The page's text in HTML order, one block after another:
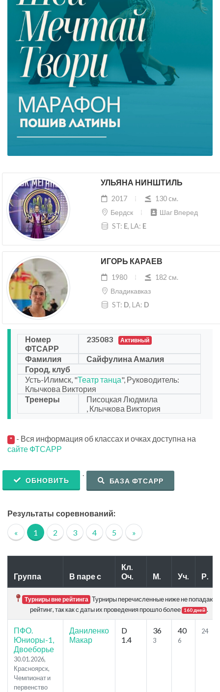
УЛЬЯНА НИНШТИЛЬ
2017
130 cм.
Бердск
Шаг Вперед
ST: E, LA: E
ИГОРЬ КАРАЕВ
1980
182 cм.
Владикавказ
ST: D, LA: D
Номер
ФТСАРР
235083 Активный
Фамилия
Сайфулина Амалия
Город, клуб
Усть-Илимск, "Театр танца", Руководитель:
Клычкова Виктория
Тренеры
Писоцкая Людмила
, Клычкова Виктория
* - Вся информация об классах и очках доступна на
сайте ФТСАРР
ОБНОВИТЬ
.
БАЗА ФТСАРР
Результаты соревнований:
« 1 2 3 4 5 »
Группа В паре с
Кл.
Оч.
М. Уч. Р.
Турниры вне рейтинга Турниры перечисленные ниже не попадают
рейтинг, так как с даты их проведения прошло более
160 дней .
ПФО.
Юниоры-1,
Двоеборье
30.01.2026,
Красноярск,
Чемпионат и
первенство
Даниленко
Макар
D
1.4
36
3
40
6
24